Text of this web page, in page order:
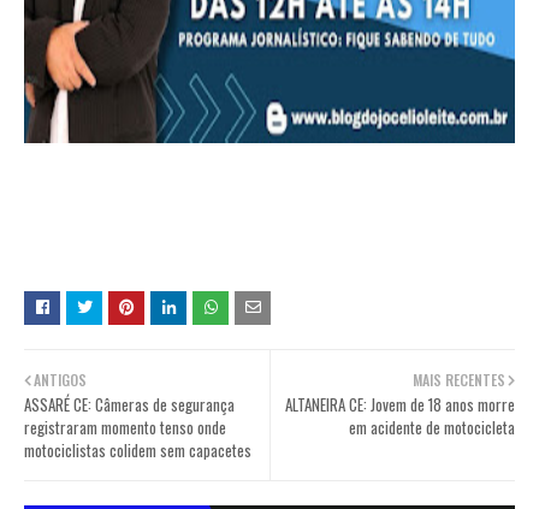
MAIS RECENTES
ALTANEIRA CE: Jovem de 18 anos morre
em acidente de motocicleta
ANTIGOS
ASSARÉ CE: Câmeras de segurança
registraram momento tenso onde
motociclistas colidem sem capacetes